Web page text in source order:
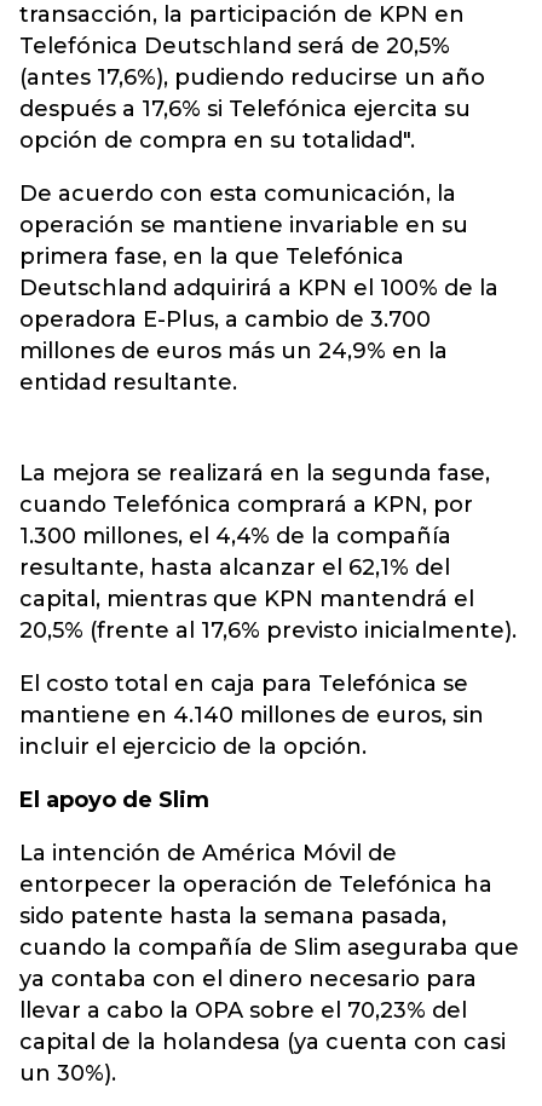
transacción, la participación de KPN en
Telefónica Deutschland será de 20,5%
(antes 17,6%), pudiendo reducirse un año
después a 17,6% si Telefónica ejercita su
opción de compra en su totalidad".
De acuerdo con esta comunicación, la
operación se mantiene invariable en su
primera fase, en la que Telefónica
Deutschland adquirirá a KPN el 100% de la
operadora E-Plus, a cambio de 3.700
millones de euros más un 24,9% en la
entidad resultante.
La mejora se realizará en la segunda fase,
cuando Telefónica comprará a KPN, por
1.300 millones, el 4,4% de la compañía
resultante, hasta alcanzar el 62,1% del
capital, mientras que KPN mantendrá el
20,5% (frente al 17,6% previsto inicialmente).
El costo total en caja para Telefónica se
mantiene en 4.140 millones de euros, sin
incluir el ejercicio de la opción.
El apoyo de Slim
La intención de América Móvil de
entorpecer la operación de Telefónica ha
sido patente hasta la semana pasada,
cuando la compañía de Slim aseguraba que
ya contaba con el dinero necesario para
llevar a cabo la OPA sobre el 70,23% del
capital de la holandesa (ya cuenta con casi
un 30%).